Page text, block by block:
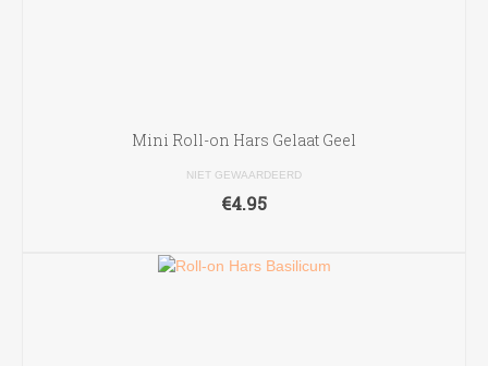
Mini Roll-on Hars Gelaat Geel
NIET GEWAARDEERD
€4.95